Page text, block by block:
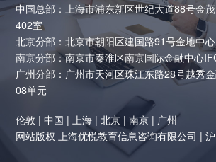
中国总部：上海市浦东新区世纪大道88号金
402室
北京分部：北京市朝阳区建国路91号金地中
南京分部：南京市秦淮区南京国际金融中心
广州分部：广州市天河区珠江东路28号越秀
08单元
伦敦 |中国 | 上海 |北京 |南京 | 广州
网站版权 上海优悦教育信息咨询有限公司 |